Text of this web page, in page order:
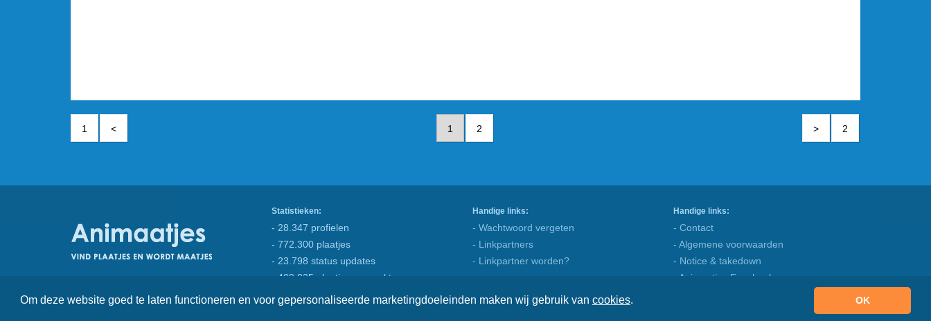
Om deze website goed te laten functioneren en voor gepersonaliseerde marketingdoeleinden maken wij gebruik van cookies. OK
1 < 1 2 > 2
Statistieken:
- 28.347 profielen
- 772.300 plaatjes
- 23.798 status updates
- 409.825 plaatjes gemaakt
Handige links:
- Wachtwoord vergeten
- Linkpartners
- Linkpartner worden?
Handige links:
- Contact
- Algemene voorwaarden
- Notice & takedown
- Animaatjes Facebook